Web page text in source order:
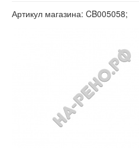
Артикул магазина: CB005058;